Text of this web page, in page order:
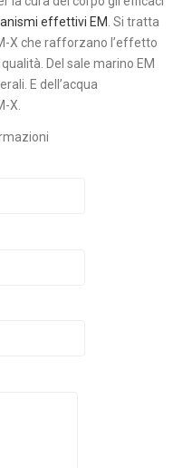
effettivi EM. Si tratta
X che rafforzano l’effetto
Del sale marino EM
E dell’acqua
X.